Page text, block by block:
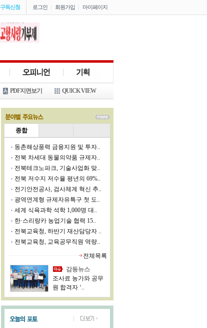
로그인 회원가입 마이페이지
구독신청
QUICK VIEW
PDF지면보기
종합
동촌해상풍력 금융지원 및 투자..
전북 차세대 동물의약품 규제자..
전북테크노파크, 기술사업화 맞..
전북 저수지 저수율 평년의 69%..
전기안전공사, 검사체계 혁신 추..
광역연계형 규제자유특구 첫 도..
세계 식육과학 석학 1,000명 대..
한·스리랑카 농업기술 협력 15..
전북교육청, 하반기 재산담당자 ..
전북교육청, 교육공무직원 역량..
전체목록
감동뉴스
조사료 농가와 공무
원 합격자 ‘..